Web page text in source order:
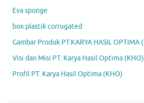
Eva sponge
box plastik corrugated
Gambar Produk PT.KARYA HASIL OPTIMA
Visi dan Misi PT. Karya Hasil Optima (KHO)
Profil PT. Karya Hasil Optima (KHO)